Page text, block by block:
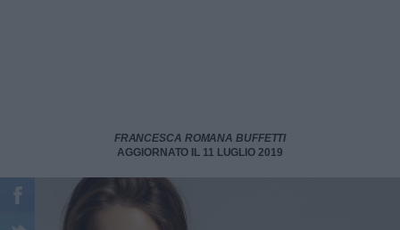
FRANCESCA ROMANA BUFFETTI
AGGIORNATO IL 11 LUGLIO 2019